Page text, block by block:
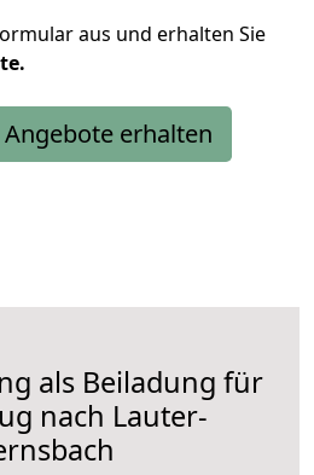
aus und erhalten Sie
erhalten
als Beiladung für
nach Lauter-